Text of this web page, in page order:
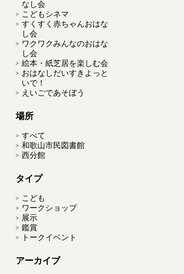
なし会
こどもシネマ
すくすく赤ちゃんおはな
し会
ワクワクみんなのおはな
し会
絵本・紙芝居を楽しむ会
おはなしだいすきよっと
いで！
えいごであそぼう
場所
すべて
和歌山市民図書館
西分館
タイプ
こども
ワークショップ
展示
鑑賞
トークイベント
アーカイブ